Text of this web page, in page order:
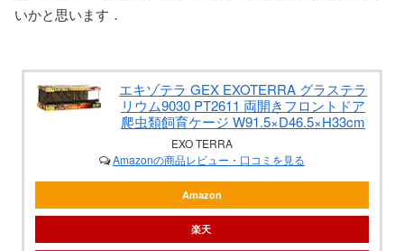
いかと思います．
エキゾテラ GEX EXOTERRA グラステラ
リウム9030 PT2611 両開きフロントドア
爬虫類飼育ケージ W91.5×D46.5×H33cm
EXO TERRA
Amazonの商品レビュー・口コミを見る
Amazon
楽天